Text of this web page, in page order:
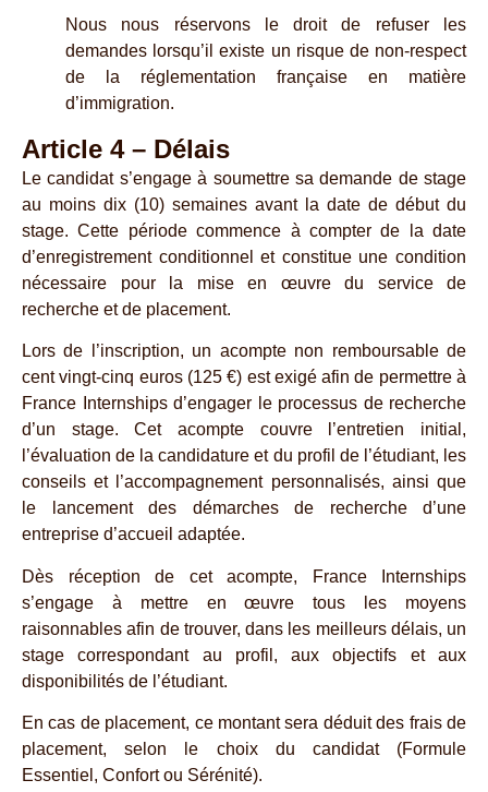
Nous nous réservons le droit de refuser les
demandes lorsqu’il existe un risque de non-respect
de la réglementation française en matière
d’immigration.
Article 4 – Délais
Le candidat s’engage à soumettre sa demande de stage
au moins dix (10) semaines avant la date de début du
stage. Cette période commence à compter de la date
d’enregistrement conditionnel et constitue une condition
nécessaire pour la mise en œuvre du service de
recherche et de placement.
Lors de l’inscription, un acompte non remboursable de
cent vingt-cinq euros (125 €) est exigé afin de permettre à
France Internships d’engager le processus de recherche
d’un stage. Cet acompte couvre l’entretien initial,
l’évaluation de la candidature et du profil de l’étudiant, les
conseils et l’accompagnement personnalisés, ainsi que
le lancement des démarches de recherche d’une
entreprise d’accueil adaptée.
Dès réception de cet acompte, France Internships
s’engage à mettre en œuvre tous les moyens
raisonnables afin de trouver, dans les meilleurs délais, un
stage correspondant au profil, aux objectifs et aux
disponibilités de l’étudiant.
En cas de placement, ce montant sera déduit des frais de
placement, selon le choix du candidat (Formule
Essentiel, Confort ou Sérénité).